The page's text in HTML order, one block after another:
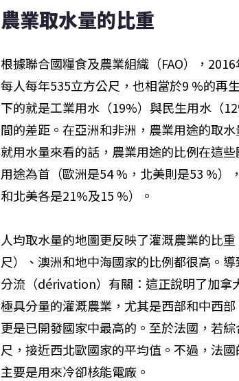
農業取水量的比重
根據聯合國糧食及農業組織（FAO），
每人每年535立方公尺，也相當於9 %的再
下的就是工業用水（19%）與民生用水（
間的差距。在亞洲和非洲，農業用途的取
就用水量來看的話，農業用途的比例在這
用途為首（歐洲是54 %，北美則是53 %）
和北美各是21%及15 %）。
人均取水量的地圖更反映了灌溉農業的比
尺）、澳洲和地中海國家的比例都很高。
分流（dérivation）有關：這正說明了加拿
極具分量的灌溉農業，尤其是西部和中西
更是已開發國家中最高的。至於法國，若
尺，接近西北歐國家的平均值。不過，法
主要是用來冷卻核能電廠。